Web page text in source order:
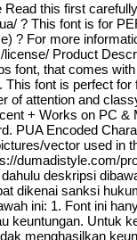
this first
? This font is for
? For more
Product
font, that comes
font is perfect
of attention and
+ Works on PC
PUA Encoded
vector used in
dumadistyle.com/
deskripsi
dikenai sanksi
ini: 1. Font ini
keuntungan. Untuk
menghasilkan